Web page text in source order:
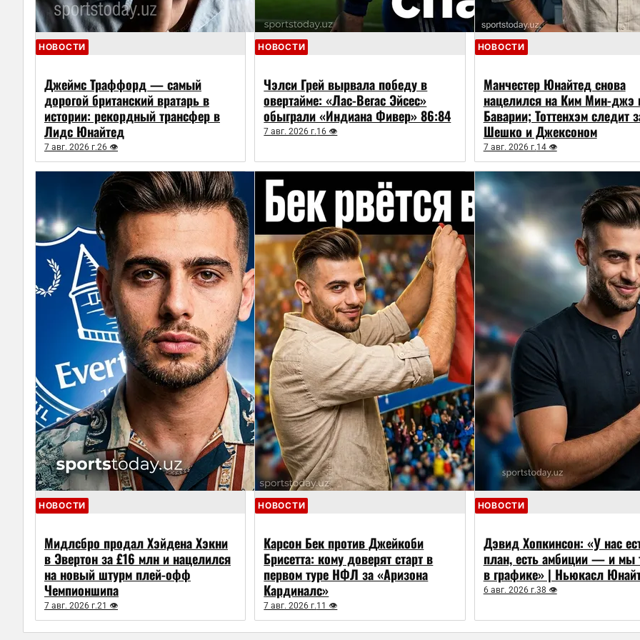
НОВОСТИ
Джеймс Траффорд — самый
дорогой британский вратарь в
истории: рекордный трансфер в
Лидс Юнайтед
7 авг. 2026 г.26 👁
НОВОСТИ
Чэлси Грей вырвала победу в
овертайме: «Лас-Вегас Эйсес»
обыграли «Индиана Фивер» 86:84
7 авг. 2026 г.16 👁
НОВОСТИ
Манчестер Юнайтед снова
нацелился на Ким Мин-джэ
Баварии; Тоттенхэм следит
Шешко и Джексоном
7 авг. 2026 г.14 👁
НОВОСТИ
Мидлсбро продал Хэйдена Хэкни
в Эвертон за £16 млн и нацелился
на новый штурм плей-офф
Чемпионшипа
7 авг. 2026 г.21 👁
НОВОСТИ
Карсон Бек против Джейкоби
Брисетта: кому доверят старт в
первом туре НФЛ за «Аризона
Кардиналс»
7 авг. 2026 г.11 👁
НОВОСТИ
Дэвид Хопкинсон: «У нас
план, есть амбиции — и мы
в графике» | Ньюкасл
6 авг. 2026 г.38 👁